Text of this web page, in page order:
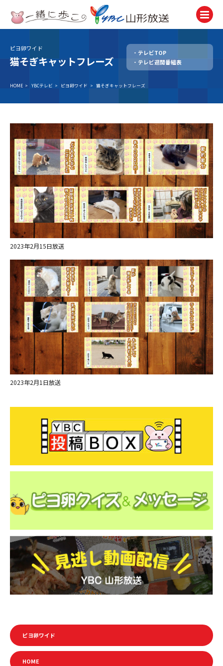
テレビ
TV
ラジオ
News
アナウンサー
Announcer
イベント
Event
試写会・プレゼント
Present
ＹＢＣオンデマンド
やまがた情熱市場
ピヨ卵ワイド
猫そぎキャットフレーズ
テレビTOP
テレビ週間番組表
HOME > YBCテレビ > ピヨ卵ワイド > 猫そぎキャットフレーズ
2023年2月15日放送
2023年2月1日放送
ピヨ卵ワイド
HOME